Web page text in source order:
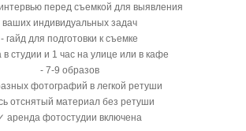
перед съемкой для выявления
ваших индивидуальных задач
- гайд для подготовки к съемке
в студии и 1 час на улице или в кафе
- 7-9 образов
фотографий в легкой ретуши
отснятый материал без ретуши
аренда фотостудии включена